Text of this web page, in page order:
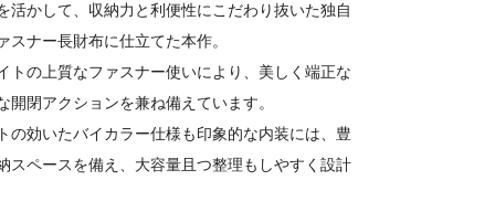
活かして、収納力と利便性にこだわり抜いた独自
スナー長財布に仕立てた本作。
トの上質なファスナー使いにより、美しく端正な
開閉アクションを兼ね備えています。
の効いたバイカラー仕様も印象的な内装には、豊
スペースを備え、大容量且つ整理もしやすく設計